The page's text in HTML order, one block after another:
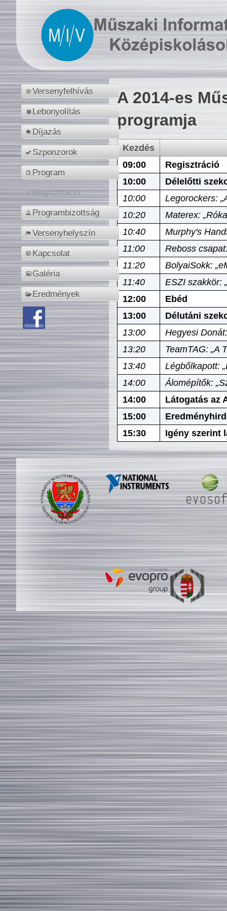
Versenyfelhívás
Lebonyolítás
Díjazás
Szponzorok
Program
Regisztráció
Programbizottság
Versenyhelyszín
Kapcsolat
Galéria
Eredmények
A 2014-es
programja
Kezdés
09:00
Regisztráció
10:00
Délelőtti
10:00
Legorockers:
10:20
Materex:
10:40
Murphy's
11:00
Reboss
11:20
BolyaiSokk:
11:40
ESZI szakkör:
12:00
Ebéd
13:00
Délutáni
13:00
Hegyesi
13:20
TeamTAG: „A
13:40
Légbőlkapott:
14:00
Álomépítők:
14:00
Látogatás az
15:00
15:30
Igény szerint